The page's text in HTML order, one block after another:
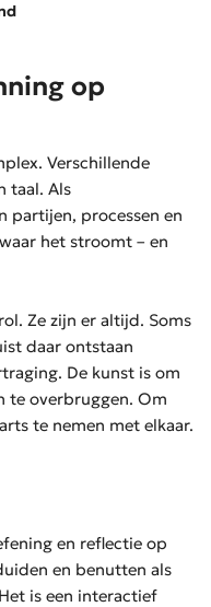
op
Verschillende
taal. Als
partijen, processen en
het stroomt – en
Ze zijn er altijd. Soms
daar ontstaan
De kunst is om
te overbruggen. Om
te nemen met elkaar.
en reflectie op
en benutten als
is een interactief